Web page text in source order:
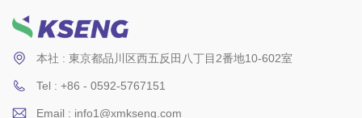
本社 : 東京都品川区西五反田八丁目2番地10-602室
Tel : +86 - 0592-5767151
Email : info1@xmkseng.com